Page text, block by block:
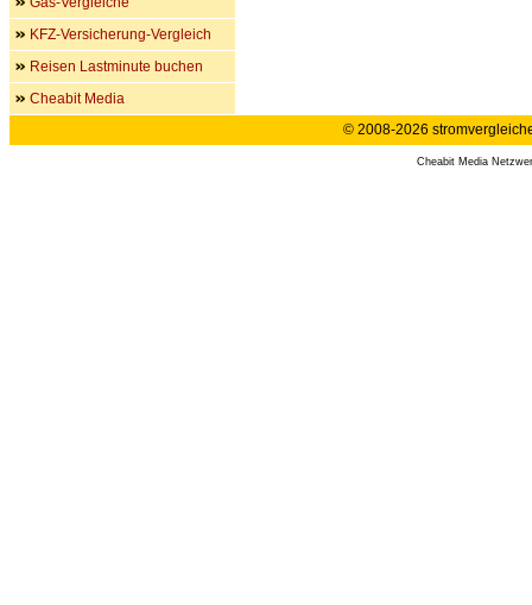
KFZ-Versicherung-Vergleich
Reisen Lastminute buchen
Cheabit Media
© 2008-2026
Cheabit Media